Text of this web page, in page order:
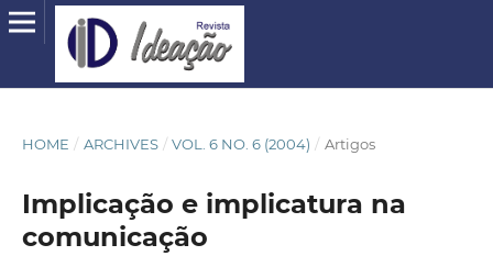
HOME / ARCHIVES / VOL. 6 NO. 6 (2004) / Artigos
Implicação e implicatura na
comunicação